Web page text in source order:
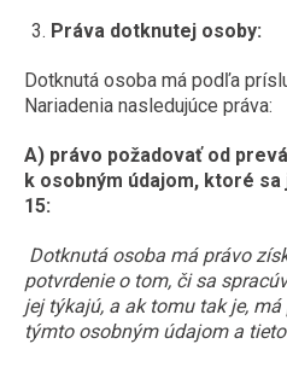
NÚDZOVÉ
VISIACE
LED MODULY DOPÄTICE A
INÉ ŽIAROVKY
SPOJKY
LAPAČE
Práva dotknutej osoby:
Dotknutá osoba má podľa
Nariadenia nasledujúce práva:
A) právo požadovať od
k osobným údajom, ktoré
15:
Dotknutá osoba má právo
potvrdenie o tom, či sa
jej týkajú, a ak tomu tak je,
týmto osobným údajom a